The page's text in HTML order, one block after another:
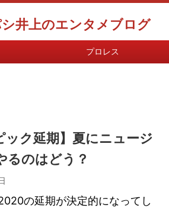
井上のエンタメブログ
プロレス
ック延期】夏にニュージ
るのはどう？
の延期が決定的になってし